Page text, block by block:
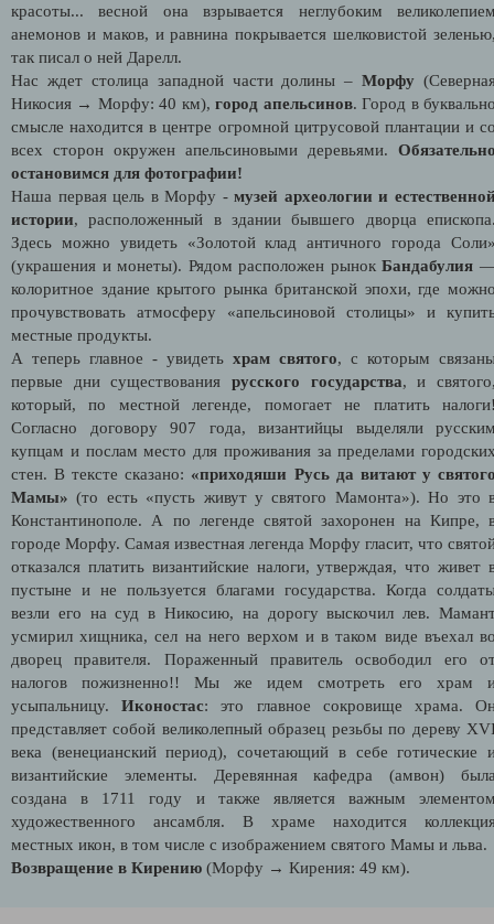
красоты... весной она взрывается неглубоким
анемонов и маков, и равнина покрывается шелковистой
так писал о ней Дарелл.
Нас ждет столица западной части долины –Морфу
Никосия → Морфу: 40 км), город апельсинов. Город в
смысле находится в центре огромной цитрусовой плантации и
всех сторон окружен апельсиновыми деревьями.
остановимся для фотографии!
Наша первая цель в Морфу -музей археологии и
истории, расположенный в здании бывшего дворца
Здесь можно увидеть «Золотой клад античного города
(украшения и монеты). Рядом расположен рынокБандабулия
колоритное здание крытого рынка британской эпохи, где
прочувствовать атмосферу «апельсиновой столицы» и
местные продукты.
А теперь главное - увидеть храм святого, с которым
первые дни существования русского государства, и
который, по местной легенде, помогает не платить
Согласно договору 907 года, византийцы выделяли
купцам и послам место для проживания за пределами
стен. В тексте сказано: «приходяши Русь да витают у
Мамы» (то есть «пусть живут у святого Мамонта»). Но это
Константинополе. А по легенде святой захоронен на Кипре,
городе Морфу. Самая известная легенда Морфу гласит, что
отказался платить византийские налоги, утверждая, что живет
пустыне и не пользуется благами государства. Когда
везли его на суд в Никосию, на дорогу выскочил лев.
усмирил хищника, сел на него верхом и в таком виде въехал
дворец правителя. Пораженный правитель освободил его
налогов пожизненно!! Мы же идем смотреть его храм
усыпальницу.Иконостас: это главное сокровище храма.
представляет собой великолепный образец резьбы по дереву
века (венецианский период), сочетающий в себе готические
византийские элементы. Деревянная кафедра (амвон)
создана в 1711 году и также является важным
художественного ансамбля. В храме находится
местных икон, в том числе с изображением святого Мамы и льва.
Возвращение в Кирению (Морфу → Кирения: 49 км).